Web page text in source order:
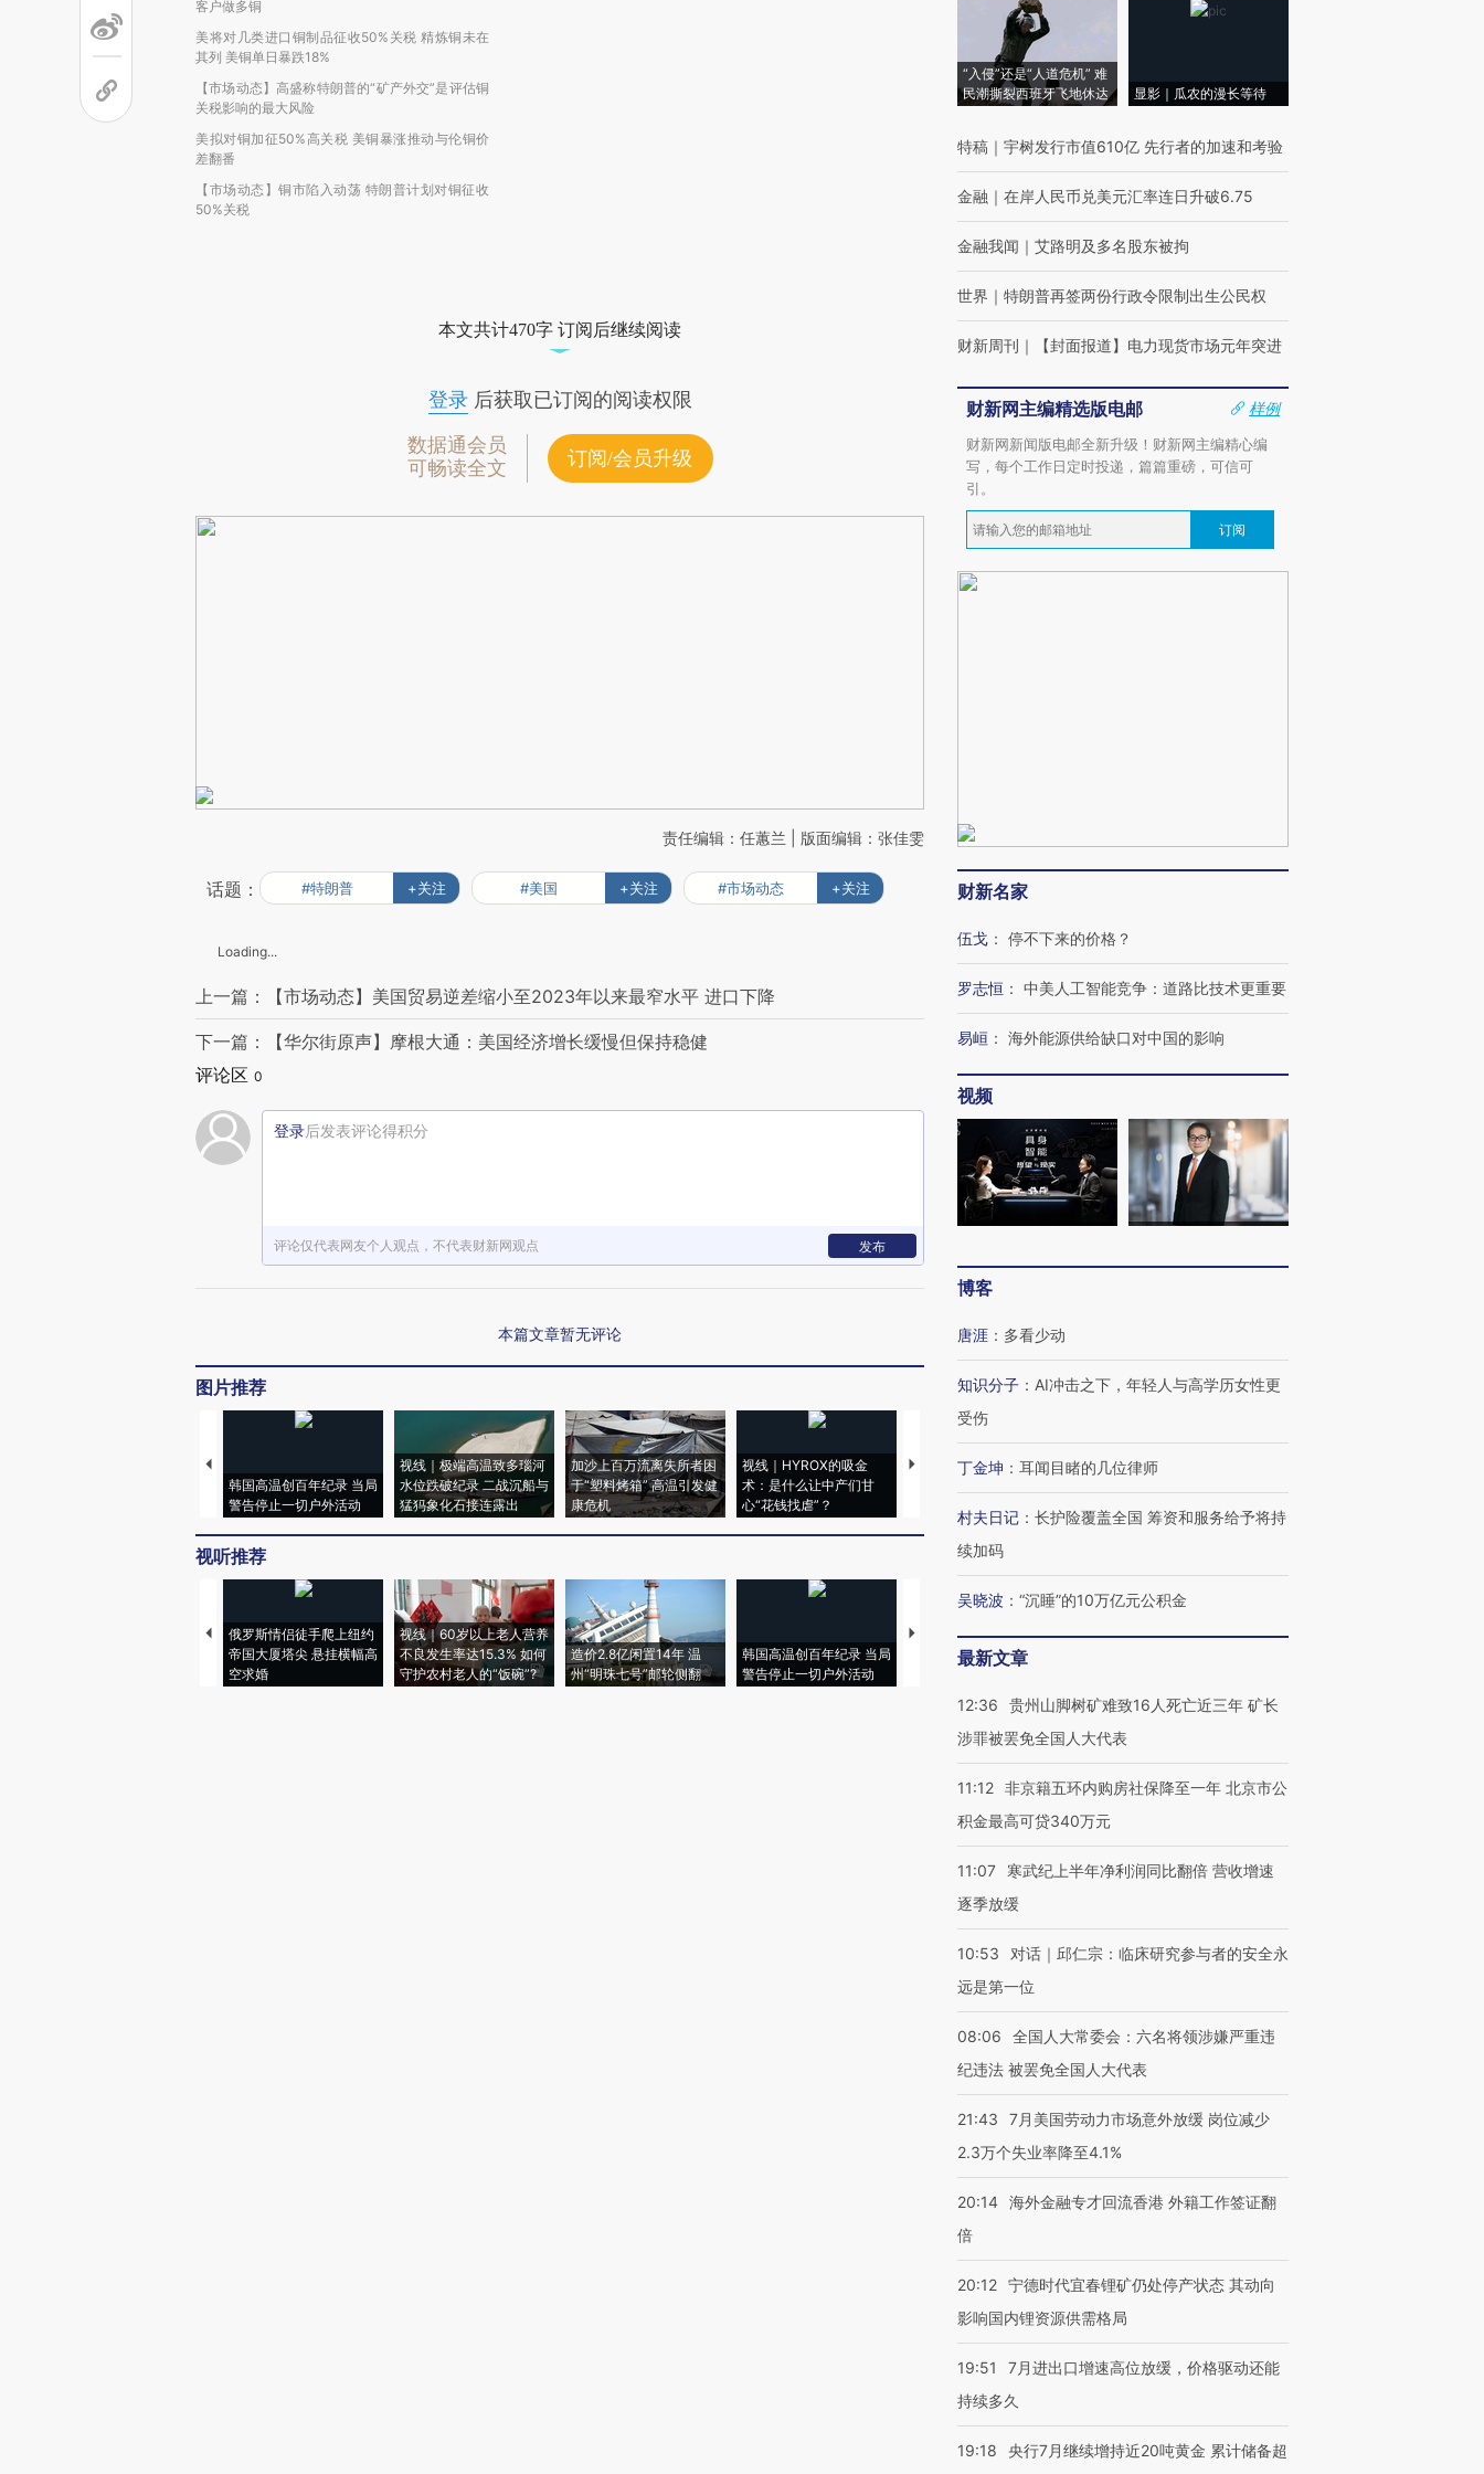
客户做多铜
美将对几类进口铜制品征收50%关税 精炼铜未在
其列 美铜单日暴跌18%
【市场动态】高盛称特朗普的“矿产外交”是评估铜
关税影响的最大风险
美拟对铜加征50%高关税 美铜暴涨推动与伦铜价
差翻番
【市场动态】铜市陷入动荡 特朗普计划对铜征收
50%关税
本文共计470字 订阅后继续阅读
登录后获取已订阅的阅读权限
数据通会员
可畅读全文
订阅/会员升级
责任编辑：任蕙兰 | 版面编辑：张佳雯
话题： #特朗普 +关注 #美国 +关注 #市场动态 +关注
Loading...
上一篇：【市场动态】美国贸易逆差缩小至2023年以来最窄水平 进口下降
下一篇：【华尔街原声】摩根大通：美国经济增长缓慢但保持稳健
评论区 0
登录后发表评论得积分
评论仅代表网友个人观点，不代表财新网观点 发布
本篇文章暂无评论
图片推荐
韩国高温创百年纪录 当局
警告停止一切户外活动
视线｜极端高温致多瑙河
水位跌破纪录 二战沉船与
猛犸象化石接连露出
加沙上百万流离失所者困
于“塑料烤箱” 高温引发健
康危机
视线｜HYROX的吸金
术：是什么让中产们甘
心“花钱找虐”？
马航飞行员跨国走私7万
视线｜被称为“蟑螂”的印
视听推荐
俄罗斯情侣徒手爬上纽约
帝国大厦塔尖 悬挂横幅高
空求婚
视线｜60岁以上老人营养
不良发生率达15.3% 如何
守护农村老人的“饭碗”?
造价2.8亿闲置14年 温
州“明珠七号”邮轮侧翻
韩国高温创百年纪录 当局
警告停止一切户外活动
特朗普出席葬礼疑似打瞌
睡引争议 白宫怒斥批评
视线｜极端高温致多瑙河
“入侵”还是“人道危机” 难
民潮撕裂西班牙飞地休达
显影｜瓜农的漫长等待
特稿 ｜ 宇树发行市值610亿 先行者的加速和考验
金融 ｜ 在岸人民币兑美元汇率连日升破6.75
金融我闻 ｜ 艾路明及多名股东被拘
世界 ｜ 特朗普再签两份行政令限制出生公民权
财新周刊 ｜ 【封面报道】电力现货市场元年突进
财新网主编精选版电邮
样例
财新网新闻版电邮全新升级！财新网主编精心编
写，每个工作日定时投递，篇篇重磅，可信可
引。
订阅
财新名家
伍戈 ： 停不下来的价格？
罗志恒 ： 中美人工智能竞争：道路比技术更重要
易峘 ： 海外能源供给缺口对中国的影响
视频
博客
唐涯 ： 多看少动
知识分子 ： AI冲击之下，年轻人与高学历女性更
受伤
丁金坤 ： 耳闻目睹的几位律师
村夫日记 ： 长护险覆盖全国 筹资和服务给予将持
续加码
吴晓波 ： “沉睡”的10万亿元公积金
最新文章
12:36
贵州山脚树矿难致16人死亡近三年 矿长
涉罪被罢免全国人大代表
11:12 非京籍五环内购房社保降至一年 北京市公
积金最高可贷340万元
11:07
寒武纪上半年净利润同比翻倍 营收增速
逐季放缓
10:53
对话｜邱仁宗：临床研究参与者的安全永
远是第一位
08:06
全国人大常委会：六名将领涉嫌严重违
纪违法 被罢免全国人大代表
21:43
7月美国劳动力市场意外放缓 岗位减少
2.3万个失业率降至4.1%
20:14 海外金融专才回流香港 外籍工作签证翻
倍
20:12 宁德时代宜春锂矿仍处停产状态 其动向
影响国内锂资源供需格局
19:51
7月进出口增速高位放缓，价格驱动还能
持续多久
19:18 央行7月继续增持近20吨黄金 累计储备超